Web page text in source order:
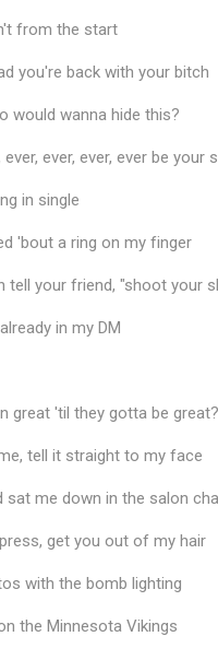
from the start
you're back with your bitch
would wanna hide this?
ever, ever, ever, ever be your
in single
'bout a ring on my finger
tell your friend, "shoot your
in my DM
great 'til they gotta be great?
tell it straight to my face
sat me down in the salon
get you out of my hair
with the bomb lighting
the Minnesota Vikings